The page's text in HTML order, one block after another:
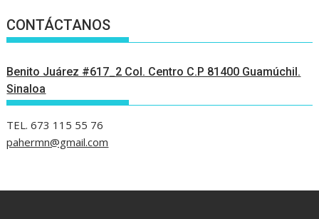
CONTÁCTANOS
Benito Juárez #617_2 Col. Centro C.P 81400 Guamúchil.
Sinaloa
TEL. 673 115 55 76
pahermn@gmail.com